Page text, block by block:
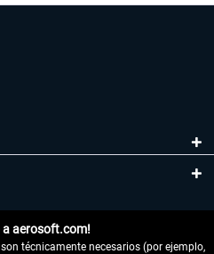
a aerosoft.com!
técnicamente necesarios (por ejemplo,